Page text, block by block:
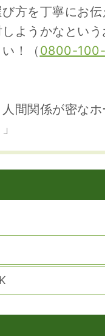
方を丁寧にお伝
ようかなという
！（ 0800-
人間関係が密な